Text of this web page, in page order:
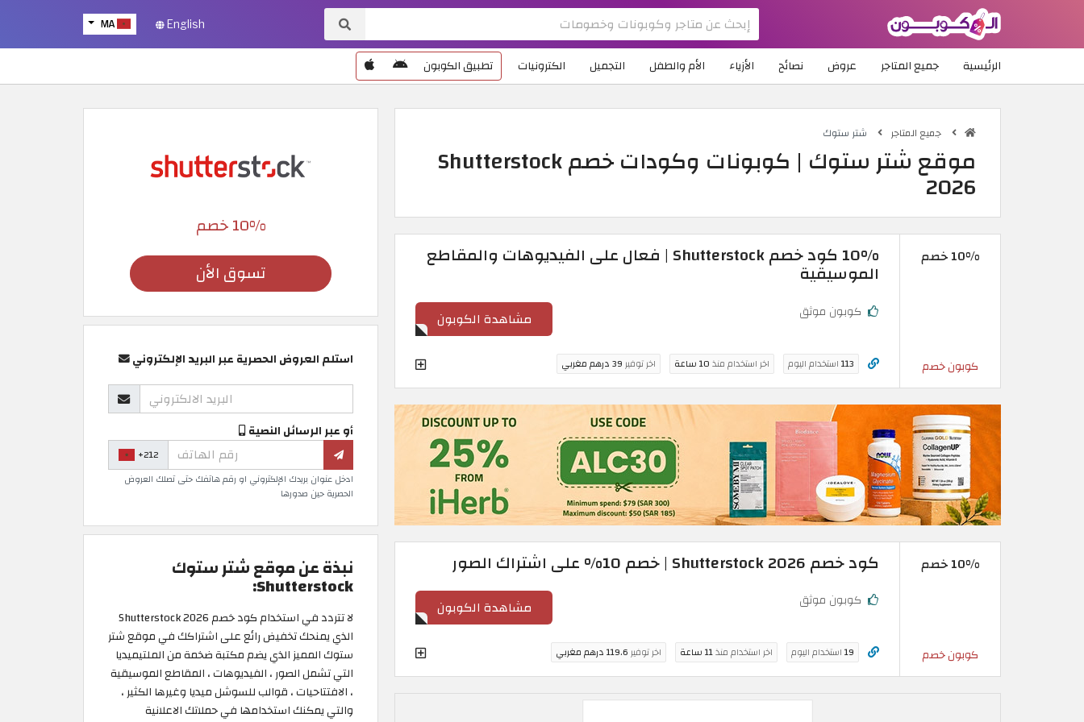
MA English
الرئيسية جميع المتاجر عروض نصائح الأزياء الأم والطفل التجميل الكترونيات تطبيق الكوبون
جميع المتاجر شتر ستوك
موقع شتر ستوك | كوبونات وكودات خصم Shutterstock
2026
10% خصم
كوبون خصم
10% كود خصم Shutterstock | فعال على الفيديوهات والمقاطع
الموسيقية
كوبون موثق مشاهدة الكوبون
113استخدام اليوم اخر استخدام منذ10 ساعة اخر توفير39 درهم مغربي
10% خصم
كوبون خصم
كود خصم Shutterstock 2026 | خصم 10% على اشتراك الصور
كوبون موثق مشاهدة الكوبون
19استخدام اليوم اخر استخدام منذ11 ساعة اخر توفير119.6 درهم مغربي
10% خصم
تسوق الأن
استلم العروض الحصرية عبر البريد الإلكتروني
أو عبر الرسائل النصية
+212
ادخل عنوان بريدك الإلكتروني او رقم هاتفك حتى تصلك العروض
الحصرية حين صدورها
نبذة عن موقع شتر ستوك
Shutterstock:
لا تتردد في استخدام كود خصم Shutterstock 2026
الذي يمنحك تخفيض رائع على اشتراكك في موقع شتر
ستوك المميز الذي يضم مكتبة ضخمة من الملتيميديا
التي تشمل الصور ، الفيديوهات ، المقاطع الموسيقية
، الافتتاحيات ، قوالب للسوشل ميديا وغيرها الكثير ،
والتي يمكنك استخدامها في حملاتك الاعلانية